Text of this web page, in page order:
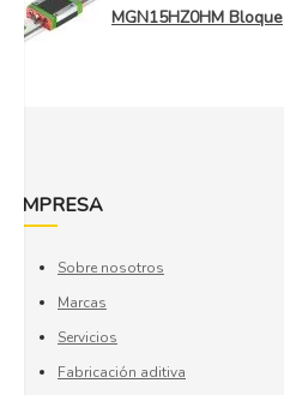
MGN15HZ0HM Bloque
EMPRESA
Sobre nosotros
Marcas
Servicios
Fabricación aditiva